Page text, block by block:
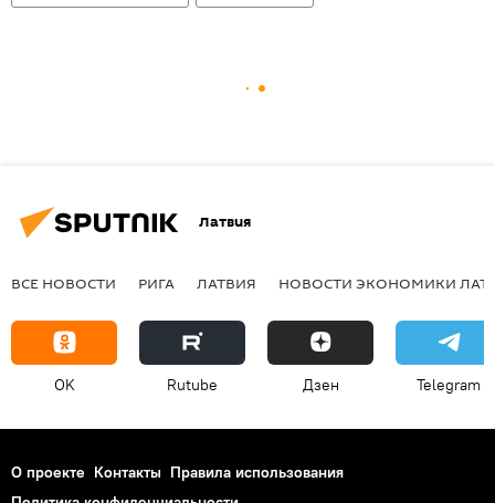
Латвия
ВСЕ НОВОСТИ РИГА ЛАТВИЯ НОВОСТИ ЭКОНОМИКИ
OK Rutube Дзен Telegram
О проекте Контакты Правила использования